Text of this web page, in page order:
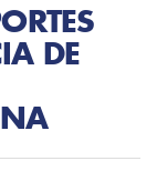
DE